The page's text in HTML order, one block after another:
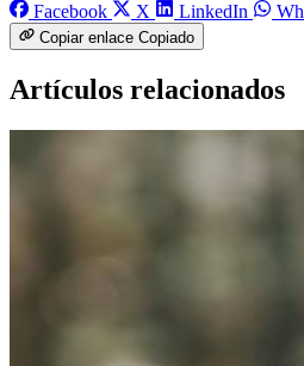
Facebook
X LinkedIn
Copiar enlace Copiado
Artículos relacionados